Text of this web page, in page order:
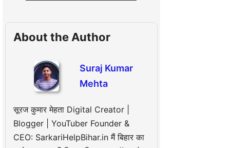
About the Author
Suraj Kumar
Mehta
सूरज कुमार मेहता Digital Creator |
Blogger | YouTuber Founder &
CEO: SarkariHelpBihar.in मैं बिहार का